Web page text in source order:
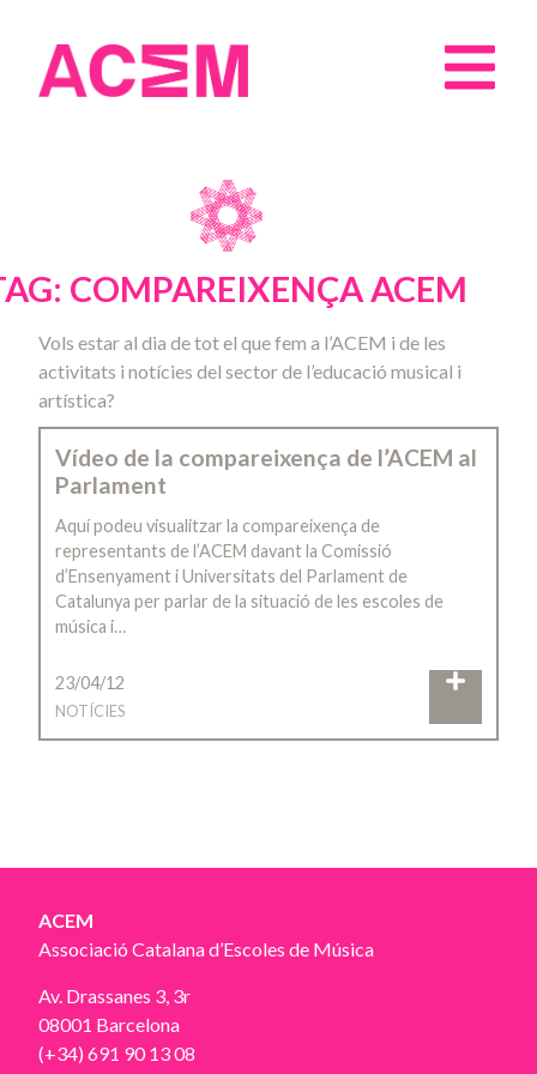
COMPAREIXENÇA ACEM
Vols estar al dia de tot el que fem a l’ACEM i de les
activitats i notícies del sector de l’educació musical i
artística?
Vídeo de la compareixença de l’ACEM al
Parlament
Aquí podeu visualitzar la compareixença de
representants de l’ACEM davant la Comissió
d’Ensenyament i Universitats del Parlament de
Catalunya per parlar de la situació de les escoles de
música i…
23/04/12
NOTÍCIES
ACEM
Associació Catalana d’Escoles de Música
Av. Drassanes 3, 3r
08001 Barcelona
(+34) 691 90 13 08